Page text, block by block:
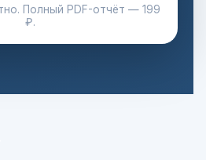
Полный PDF-отчёт — 199
₽.